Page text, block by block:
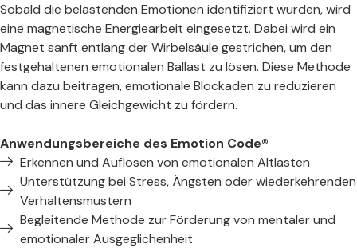
Sobald die belastenden Emotionen identifiziert wurden, wird
eine magnetische Energiearbeit eingesetzt. Dabei wird ein
Magnet sanft entlang der Wirbelsäule gestrichen, um den
festgehaltenen emotionalen Ballast zu lösen. Diese Methode
kann dazu beitragen, emotionale Blockaden zu reduzieren
und das innere Gleichgewicht zu fördern.
Anwendungsbereiche des Emotion Code®
Erkennen und Auflösen von emotionalen Altlasten
Unterstützung bei Stress, Ängsten oder wiederkehrenden
Verhaltensmustern
Begleitende Methode zur Förderung von mentaler und
emotionaler Ausgeglichenheit